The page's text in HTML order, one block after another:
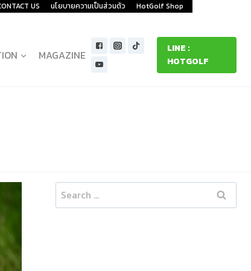
US นโยบายความเป็นส่วนตัว HotGolf Shop
MAGAZINE
LINE :
HOTGOLF
Search
for: